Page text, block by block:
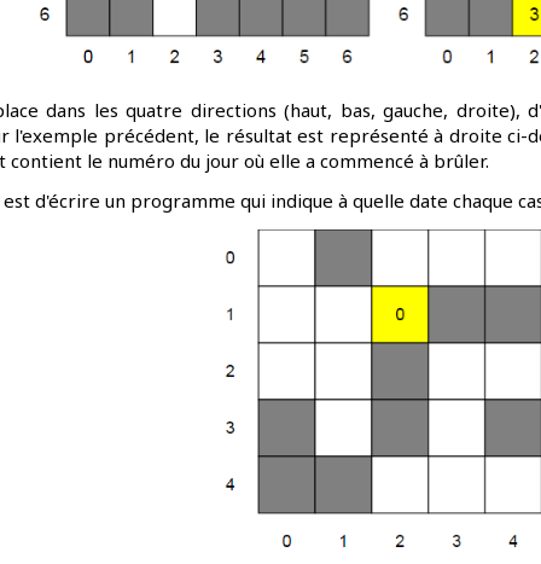
dans les quatre directions (haut, bas, gauche, droite),
l'exemple précédent, le résultat est représenté à droite ci-
contient le numéro du jour où elle a commencé à brûler.
d'écrire un programme qui indique à quelle date chaque